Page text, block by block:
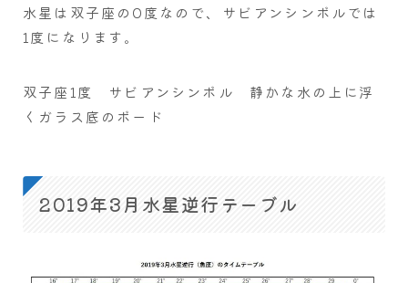
水星は双子座の0度なので、サビアンシンボルでは
1度になります。
双子座1度 サビアンシンボル 静かな水の上に浮
くガラス底のボード
2019年3月水星逆行テーブル